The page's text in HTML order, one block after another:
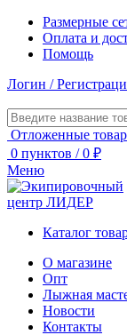
Размерные
Оплата и
Помощь
Логин /
Отложенные
0 пунктов / 0 ₽
Меню
Каталог
О магазине
Опт
Лыжная
Новости
Контакты